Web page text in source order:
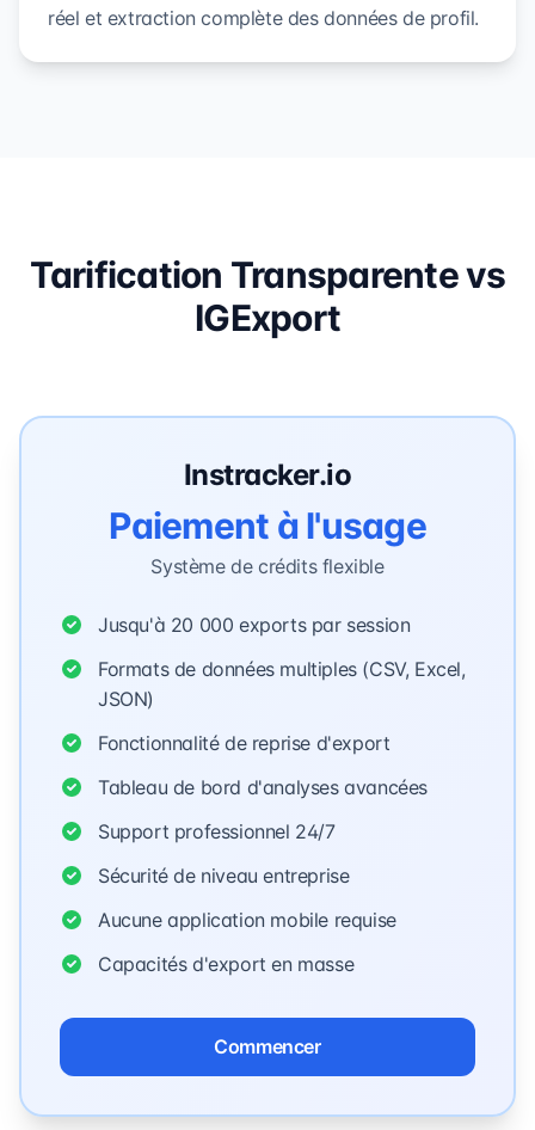
réel et extraction complète des données de profil.
Tarification Transparente vs
IGExport
Instracker.io
Paiement à l'usage
Système de crédits flexible
Jusqu'à 20 000 exports par session
Formats de données multiples (CSV, Excel,
JSON)
Fonctionnalité de reprise d'export
Tableau de bord d'analyses avancées
Support professionnel 24/7
Sécurité de niveau entreprise
Aucune application mobile requise
Capacités d'export en masse
Commencer